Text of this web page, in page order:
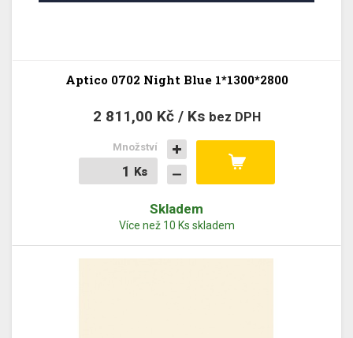
Aptico 0702 Night Blue 1*1300*2800
2 811,00 Kč / Ks bez DPH
Ks
Ks
Množství
Skladem
Více než 10 Ks skladem